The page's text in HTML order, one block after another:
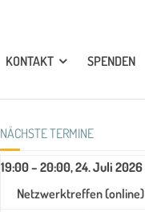
KONTAKT SPENDEN
NÄCHSTE TERMINE
19:00– 20:00,24. Juli 2026
Netzwerktreffen (online)